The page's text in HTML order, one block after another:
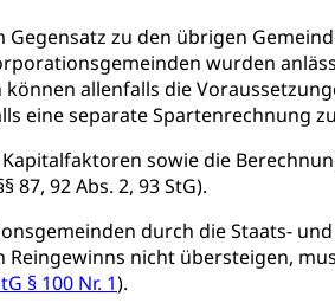
zu den übrigen
wurden
allenfalls die
eine separate Spartenrechnung
sowie die
87, 92 Abs. 2, 93 StG).
durch die Staats-
Reingewinns nicht übersteigen,
§ 100 Nr. 1).
Ordnung
Waffentragen,